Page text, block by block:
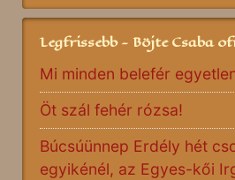
Legfrissebb - Böjte Csaba
Mi minden belefér
Öt szál fehér rózsa!
Búcsúünnep Erdély hét
egyikénél, az Egyes-kői